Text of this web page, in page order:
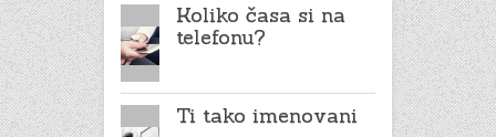
Koliko časa si na
telefonu?
Ti tako imenovani